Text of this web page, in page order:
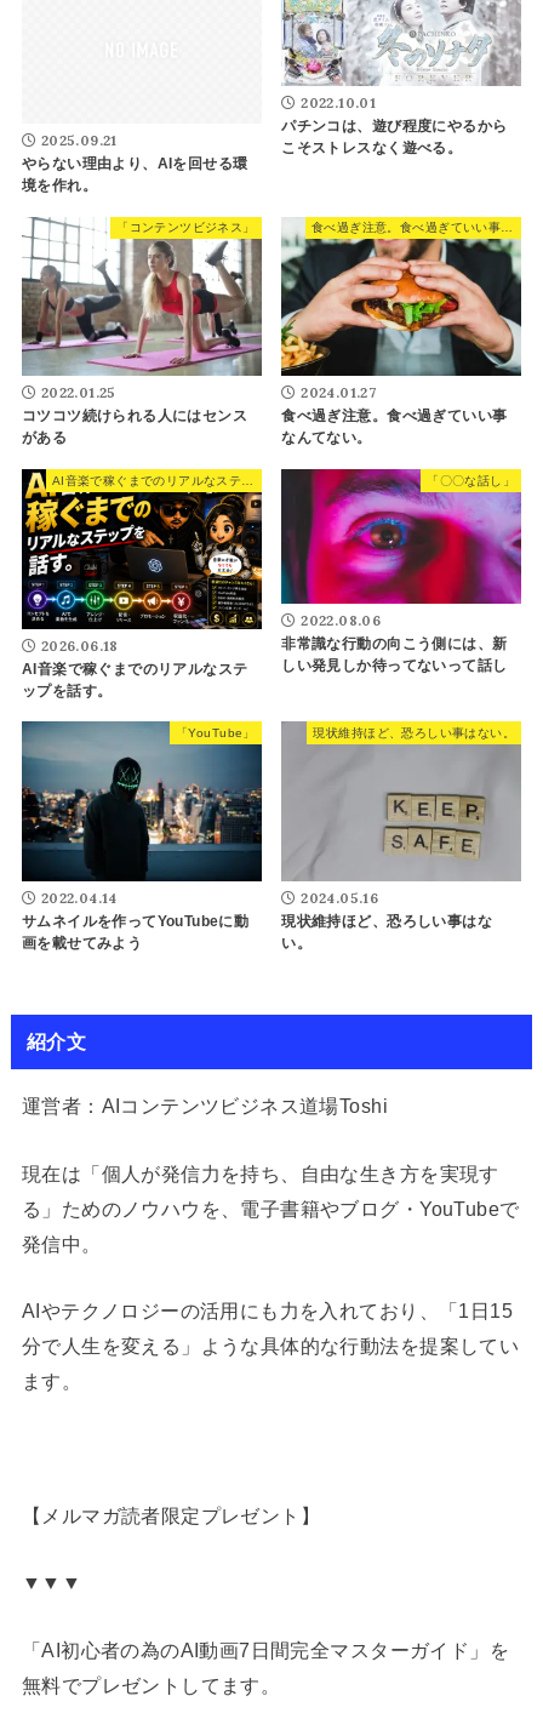
2025.09.21
やらない理由より、AIを回せる環
境を作れ。
2022.10.01
パチンコは、遊び程度にやるから
こそストレスなく遊べる。
「コンテンツビジネス」
2022.01.25
コツコツ続けられる人にはセンス
がある
食べ過ぎ注意。食べ過ぎていい事なんてない。
2024.01.27
食べ過ぎ注意。食べ過ぎていい事
なんてない。
2026.06.18
AI音楽で稼ぐまでのリアルなステ
ップを話す。
「〇〇な話し」
2022.08.06
非常識な行動の向こう側には、新
しい発見しか待ってないって話し
「YouTube」
2022.04.14
サムネイルを作ってYouTubeに動
画を載せてみよう
現状維持ほど、恐ろしい事はない。
2024.05.16
現状維持ほど、恐ろしい事はな
い。
紹介文
運営者：AIコンテンツビジネス道場Toshi
現在は「個人が発信力を持ち、自由な生き方を実現す
る」ためのノウハウを、電子書籍やブログ・YouTubeで
発信中。
AIやテクノロジーの活用にも力を入れており、「1日15
分で人生を変える」ような具体的な行動法を提案してい
ます。
【メルマガ読者限定プレゼント】
▼▼▼
「AI初心者の為のAI動画7日間完全マスターガイド」を
無料でプレゼントしてます。